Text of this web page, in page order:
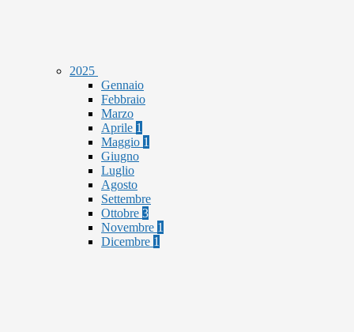
2025
Gennaio
Febbraio
Marzo
Aprile 1
Maggio 1
Giugno
Luglio
Agosto
Settembre
Ottobre 3
Novembre 1
Dicembre 1